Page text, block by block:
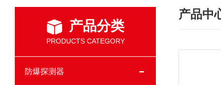
产品分类
PRODUCTS CATEGORY
防爆探测器
产品中